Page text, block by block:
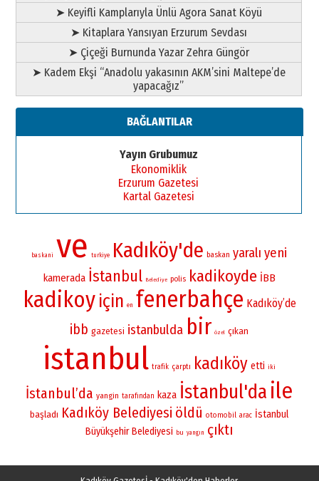
➤ Keyifli Kamplarıyla Ünlü Agora Sanat Köyü
➤ Kitaplara Yansıyan Erzurum Sevdası
➤ Çiçeği Burnunda Yazar Zehra Güngör
➤ Kadem Ekşi “Anadolu yakasının AKM’sini Maltepe’de
yapacağız”
BAĞLANTILAR
Yayın Grubumuz
Ekonomiklik
Erzurum Gazetesi
Kartal Gazetesi
baskani ve turkiye Kadıköy'de baskan yaralı yeni
kamerada İstanbul Belediye polis kadikoyde İBB
kadikoy için en fenerbahçe Kadıköy’de
ibb gazetesi istanbulda bir özel çıkan
istanbul trafik çarptı kadıköy etti iki
İstanbul’da yangin tarafından kaza İstanbul'da ile
başladı Kadıköy Belediyesi öldü otomobil arac İstanbul
Büyükşehir Belediyesi bu yangın çıktı